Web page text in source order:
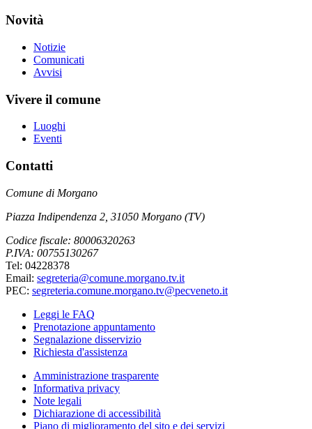
Novità
Notizie
Comunicati
Avvisi
Vivere il comune
Luoghi
Eventi
Contatti
Comune di Morgano
Piazza Indipendenza 2, 31050 Morgano (TV)
Codice fiscale: 80006320263
P.IVA: 00755130267
Tel: 04228378
Email: segreteria@comune.morgano.tv.it
PEC: segreteria.comune.morgano.tv@pecveneto.it
Leggi le FAQ
Prenotazione appuntamento
Segnalazione disservizio
Richiesta d'assistenza
Amministrazione trasparente
Informativa privacy
Note legali
Dichiarazione di accessibilità
Piano di miglioramento del sito e dei servizi